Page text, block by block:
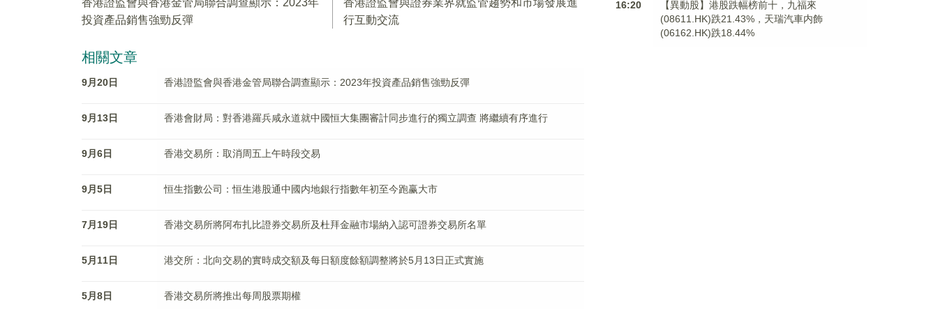
香港證監會與香港金管局聯合調查顯示：2023年
投資產品銷售強勁反彈
香港證監會與證券業界就監管趨勢和市場發展進
行互動交流
相關文章
9月20日 香港證監會與香港金管局聯合調查顯示：2023年投資產品銷售強勁反彈
9月13日 香港會財局：對香港羅兵咸永道就中國恒大集團審計同步進行的獨立調查 將繼續有序進行
9月6日 香港交易所：取消周五上午時段交易
9月5日 恒生指數公司：恒生港股通中國内地銀行指數年初至今跑赢大市
7月19日 香港交易所將阿布扎比證券交易所及杜拜金融市場納入認可證券交易所名單
5月11日 港交所：北向交易的實時成交額及每日額度餘額調整將於5月13日正式實施
5月8日 香港交易所將推出每周股票期權
16:20
【異動股】港股跌幅榜前十，九福來
(08611.HK)跌21.43%，天瑞汽車内飾
(06162.HK)跌18.44%